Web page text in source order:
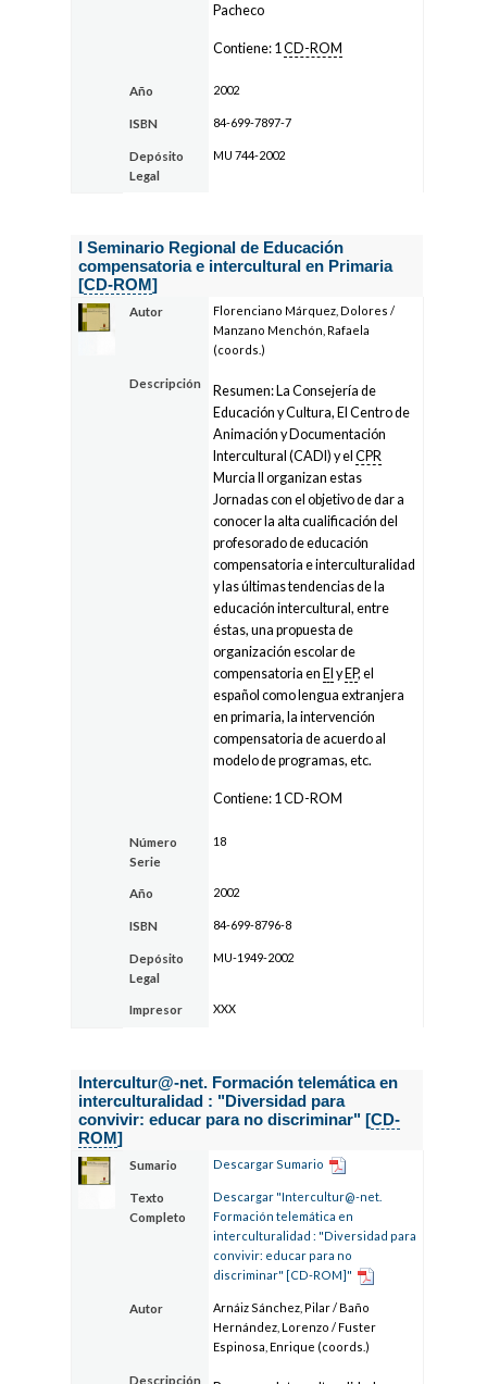
Pacheco
Contiene: 1CD-ROM
Año 2002
ISBN 84-699-7897-7
Depósito
Legal
MU 744-2002
I Seminario Regional de Educación
compensatoria e intercultural en Primaria
[CD-ROM]
Autor
Florenciano Márquez, Dolores /
Manzano Menchón, Rafaela
(coords.)
Descripción
Resumen: La Consejería de
Educación y Cultura, El Centro de
Animación y Documentación
Intercultural (CADI) y elCPR
Murcia II organizan estas
Jornadas con el objetivo de dar a
conocer la alta cualificación del
profesorado de educación
compensatoria e interculturalidad
y las últimas tendencias de la
educación intercultural, entre
éstas, una propuesta de
organización escolar de
compensatoria en EI y EP, el
español como lengua extranjera
en primaria, la intervención
compensatoria de acuerdo al
modelo de programas, etc.
Contiene: 1 CD-ROM
Número
Serie
18
Año 2002
ISBN 84-699-8796-8
Depósito
Legal
MU-1949-2002
Impresor XXX
Intercultur@-net. Formación telemática en
interculturalidad : "Diversidad para
convivir: educar para no discriminar" [CD-
ROM]
Sumario Descargar Sumario
Texto
Completo
Descargar "Intercultur@-net.
Formación telemática en
interculturalidad : "Diversidad para
convivir: educar para no
discriminar" [CD-ROM]"
Autor
Arnáiz Sánchez, Pilar / Baño
Hernández, Lorenzo / Fuster
Espinosa, Enrique (coords.)
Descripción